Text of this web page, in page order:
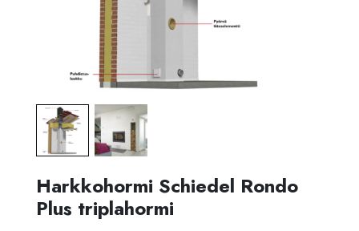
Harkkohormi Schiedel Rondo
Plus triplahormi